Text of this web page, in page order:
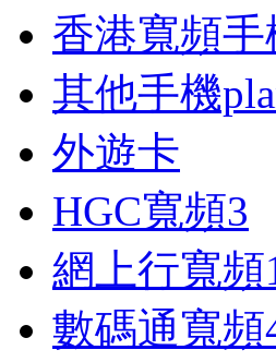
香港寬頻手
其他手機
外遊卡
HGC寬頻3
網上行寬頻
數碼通寬頻